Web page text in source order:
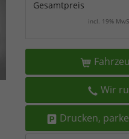
Gesamtpreis
incl. 19%
Wir
Drucken,